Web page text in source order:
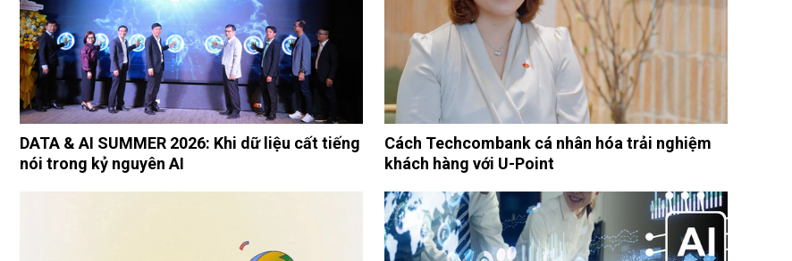
DATA & AI SUMMER 2026: Khi dữ liệu cất tiếng
nói trong kỷ nguyên AI
Cách Techcombank cá nhân hóa trải nghiệm
khách hàng với U-Point